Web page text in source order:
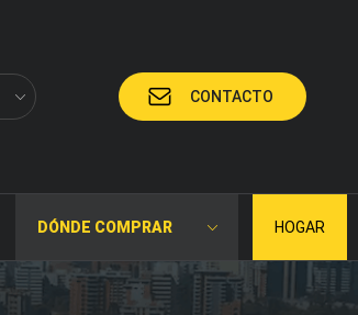
CONTACTO
DÓNDE COMPRAR HOGAR